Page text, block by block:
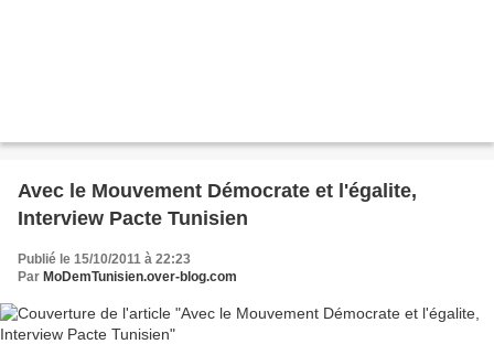
Avec le Mouvement Démocrate et l'égalite,
Interview Pacte Tunisien
Publié le 15/10/2011 à 22:23
Par MoDemTunisien.over-blog.com